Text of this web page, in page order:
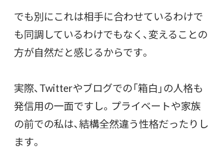
でも別にこれは相手に合わせているわけで
も同調しているわけでもなく、変えることの
方が自然だと感じるからです。
実際、Twitterやブログでの「箱白」の人格も
発信用の一面ですし。プライベートや家族
の前での私は、結構全然違う性格だったりし
ます。